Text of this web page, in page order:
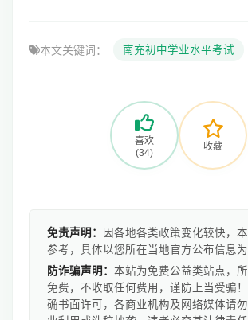
本文关键词： 南充初中学业水平考试
喜欢
(34)
收藏
免责声明：
因各地各类政策变化较快，
参考，具体以您所在当地官方公布信息为
防诈骗声明： 本站为免费公益类站点，
免费，不收取任何费用，谨防上当受骗
确书面许可，各商业机构及网络媒体请